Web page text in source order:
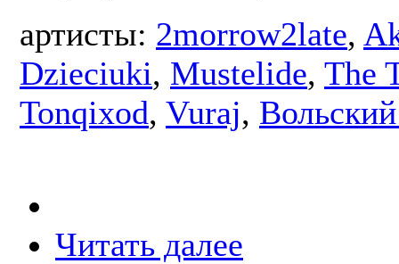
артисты: 2morrow2late,
Dzieciuki, Mustelide, The
Tonqixod, Vuraj,
Читать далее